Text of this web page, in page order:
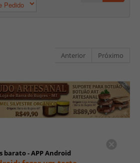
Anterior Próximo
barato - APP Android